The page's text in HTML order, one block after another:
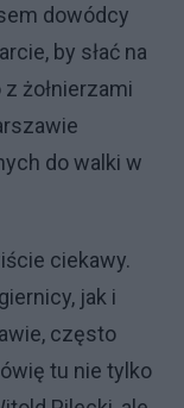
dowódcy
by słać na
żołnierzami
do walki w
ciekawy.
jak i
często
tu nie tylko